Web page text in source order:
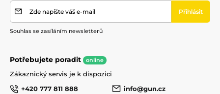
Zde napište váš e-mail Přihlásit
Souhlas se zasíláním newsletterů
Potřebujete poradit online
Zákaznický servis je k dispozici
+420 777 811 888
info@gun.cz